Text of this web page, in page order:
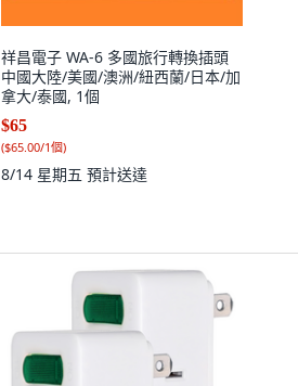
祥昌電子 WA-6 多國旅行轉換插頭
中國大陸/美國/澳洲/紐西蘭/日本/加
拿大/泰國, 1個
$65
($65.00/1個)
8/14 星期五 預計送達